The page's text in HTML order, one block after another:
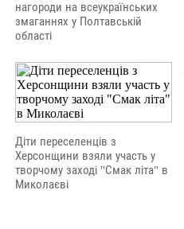
нагороди на всеукраїнських
змаганнях у Полтавській
області
Діти переселенців з
Херсонщини взяли участь у
творчому заході "Смак літа" в
Миколаєві